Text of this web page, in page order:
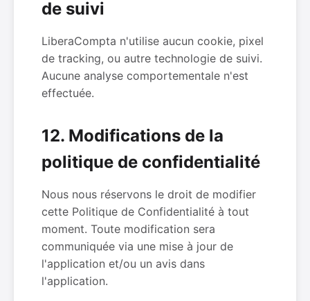
de suivi
LiberaCompta n'utilise aucun cookie, pixel
de tracking, ou autre technologie de suivi.
Aucune analyse comportementale n'est
effectuée.
12. Modifications de la
politique de confidentialité
Nous nous réservons le droit de modifier
cette Politique de Confidentialité à tout
moment. Toute modification sera
communiquée via une mise à jour de
l'application et/ou un avis dans
l'application.